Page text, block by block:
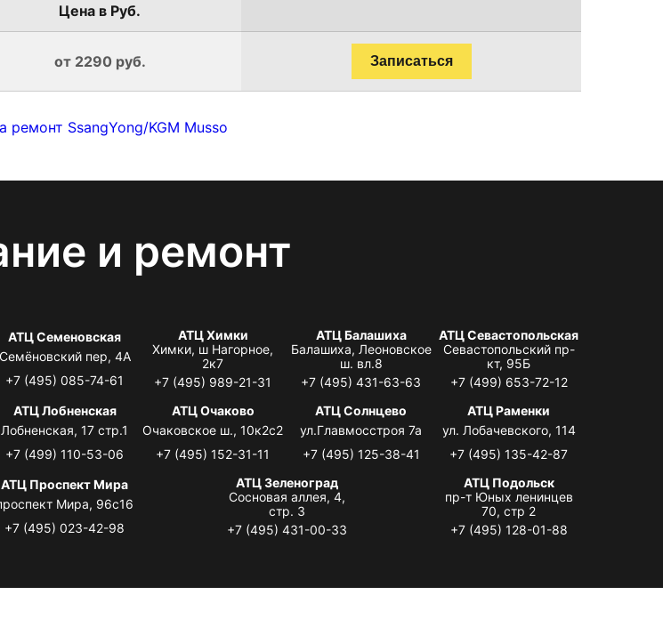
Цена в Руб.
от 2290 руб. Записаться
ремонт SsangYong/KGM Musso
и ремонт
АТЦ Семеновская
Семёновский пер, 4А
+7 (495) 085-74-61
АТЦ Химки
Химки, ш Нагорное,
2к7
+7 (495) 989-21-31
АТЦ Балашиха
Балашиха, Леоновское
ш. вл.8
+7 (495) 431-63-63
АТЦ Севастопольская
Севастопольский пр-
кт, 95Б
+7 (499) 653-72-12
АТЦ Лобненская
Лобненская, 17 стр.1
+7 (499) 110-53-06
АТЦ Очаково
Очаковское ш., 10к2с2
+7 (495) 152-31-11
АТЦ Солнцево
ул.Главмосстроя 7а
+7 (495) 125-38-41
АТЦ Раменки
ул. Лобачевского, 114
+7 (495) 135-42-87
АТЦ Проспект Мира
Мира, 96с16
+7 (495) 023-42-98
АТЦ Зеленоград
Сосновая аллея, 4,
стр. 3
+7 (495) 431-00-33
АТЦ Подольск
пр-т Юных ленинцев
70, стр 2
+7 (495) 128-01-88